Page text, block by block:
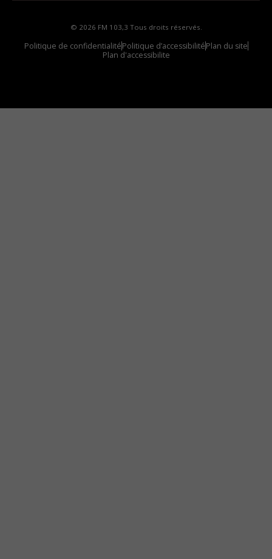
© 2026 FM 103,3 Tous droits réservés.
Politique de confidentialitéPolitique d’accessibilitéPlan du site
Plan d'accessibilite